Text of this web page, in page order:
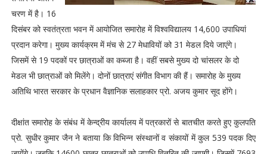
चरण में है। 16
दिसंबर को स्वतंत्रता भवन में आयोजित समारोह में विश्वविद्यालय 14,600 उपाधियां
प्रदान करेगा। मुख्य कार्यक्रम में मंच से 27 मेधावियों को 31 मेडल दिये जाएंगे।
जिसमें से 19 पदकों पर छात्राओं का कब्जा है। वहीं सबसे मुख्य दो चांसलर के दो
मेडल भी छात्राओं को मिलेंगे। दोनों छात्राएं संगीत विभाग की हैं। समारोह के मुख्य
अतिथि भारत सरकार के प्रधान वैज्ञानिक सलाहकार प्रो. अजय कुमार सूद होंगे।
दीक्षांत समारोह के संबंध में केन्द्रीय कार्यालय में पत्रकारों से बातचीत करते हुए कुलपति
प्रो. सुधीर कुमार जैन ने बताया कि विभिन्न संस्थानों व संकायों में कुल 539 पदक दिए